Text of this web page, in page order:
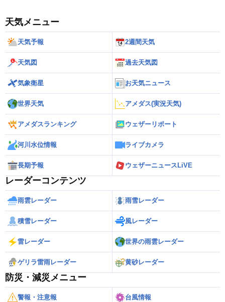
天気メニュー
天気予報 2週間天気
天気図 過去天気図
気象衛星 お天気ニュース
世界天気 アメダス(実況天気)
アメダスランキング ウェザーリポート
河川水位情報 ライブカメラ
長期予報 ウェザーニュースLiVE
レーダーコンテンツ
雨雲レーダー 雨雪レーダー
積雪レーダー 風レーダー
雷レーダー 世界の雨雲レーダー
ゲリラ雷雨レーダー 黄砂レーダー
防災・減災メニュー
警報・注意報 台風情報